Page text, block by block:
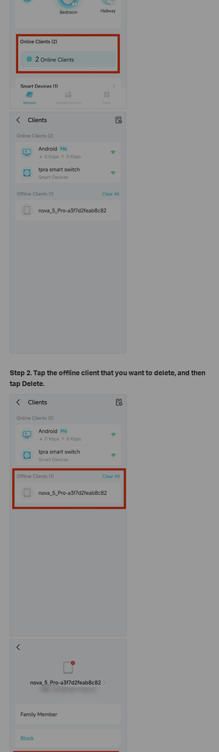
Step 2. Tap the offline client that you want to delete, and then
tap Delete.